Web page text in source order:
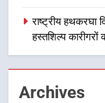
राष्ट्रीय हथकरघा
हस्तशिल्प कारीगरों
Archives